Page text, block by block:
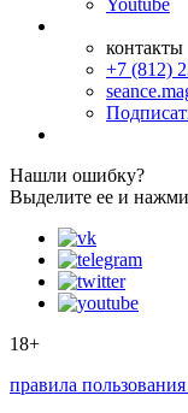
контакты
+7 (812)
Нашли ошибку?
Выделите ее и
18+
правила